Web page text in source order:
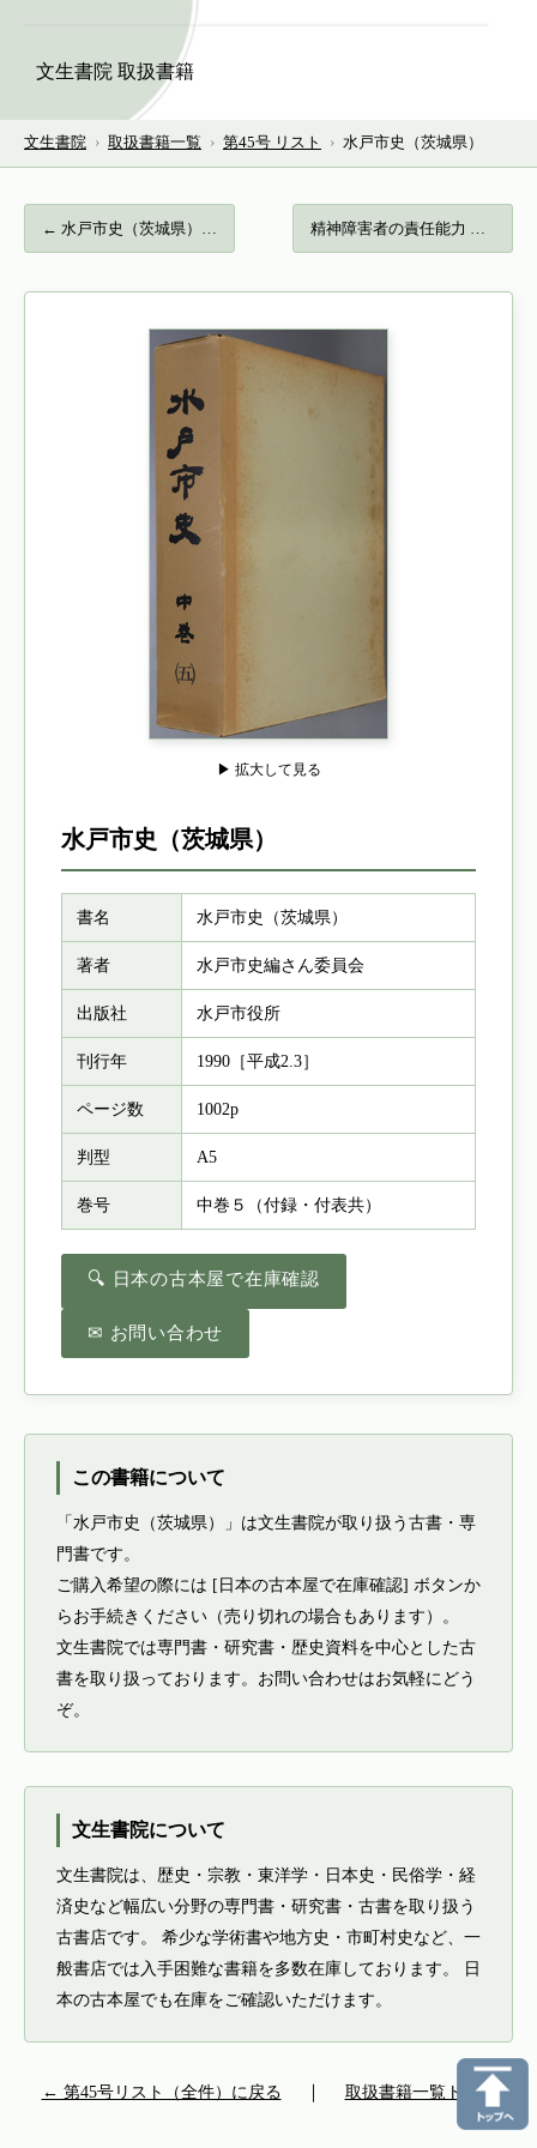
文生書院 取扱書籍
文生書院 › 取扱書籍一覧 › 第45号 リスト › 水戸市史（茨城県）
← 水戸市史（茨城県）… 精神障害者の責任能力 法と精神医学の対話… →
▶ 拡大して見る
水戸市史（茨城県）
書名 水戸市史（茨城県）
著者 水戸市史編さん委員会
出版社 水戸市役所
刊行年 1990［平成2.3］
ページ数 1002p
判型 A5
巻号 中巻５（付録・付表共）
🔍 日本の古本屋で在庫確認
✉ お問い合わせ
この書籍について
「水戸市史（茨城県）」は文生書院が取り扱う古書・専
門書です。
ご購入希望の際には [日本の古本屋で在庫確認] ボタンか
らお手続きください（売り切れの場合もあります）。
文生書院では専門書・研究書・歴史資料を中心とした古
書を取り扱っております。お問い合わせはお気軽にどう
ぞ。
文生書院について
文生書院は、歴史・宗教・東洋学・日本史・民俗学・経
済史など幅広い分野の専門書・研究書・古書を取り扱う
古書店です。 希少な学術書や地方史・市町村史など、一
般書店では入手困難な書籍を多数在庫しております。 日
本の古本屋でも在庫をご確認いただけます。
← 第45号リスト（全件）に戻る 取扱書籍一覧トップ